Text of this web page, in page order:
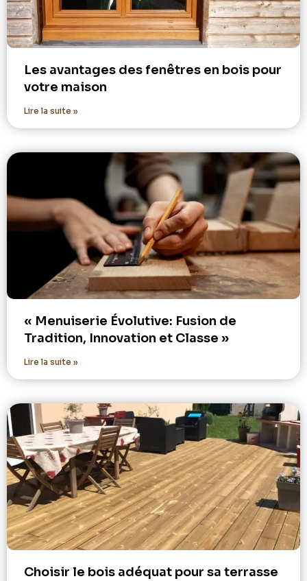
Les avantages des fenêtres en bois pour
votre maison
Lire la suite »
« Menuiserie Évolutive: Fusion de
Tradition, Innovation et Classe »
Lire la suite »
Choisir le bois adéquat pour sa terrasse